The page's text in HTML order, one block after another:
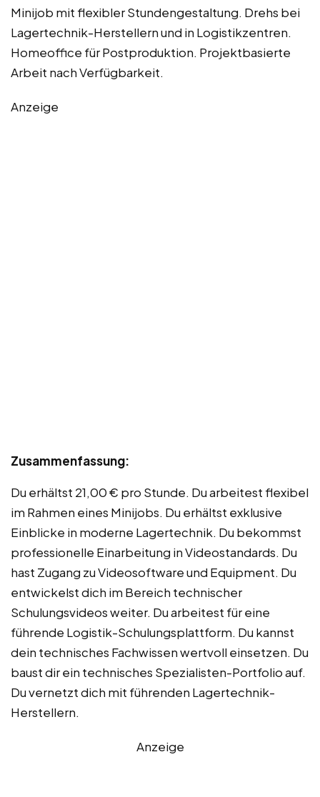
Minijob mit flexibler Stundengestaltung. Drehs bei
Lagertechnik-Herstellern und in Logistikzentren.
Homeoffice für Postproduktion. Projektbasierte
Arbeit nach Verfügbarkeit.
Anzeige
Zusammenfassung:
Du erhältst 21,00 € pro Stunde. Du arbeitest flexibel
im Rahmen eines Minijobs. Du erhältst exklusive
Einblicke in moderne Lagertechnik. Du bekommst
professionelle Einarbeitung in Videostandards. Du
hast Zugang zu Videosoftware und Equipment. Du
entwickelst dich im Bereich technischer
Schulungsvideos weiter. Du arbeitest für eine
führende Logistik-Schulungsplattform. Du kannst
dein technisches Fachwissen wertvoll einsetzen. Du
baust dir ein technisches Spezialisten-Portfolio auf.
Du vernetzt dich mit führenden Lagertechnik-
Herstellern.
Anzeige